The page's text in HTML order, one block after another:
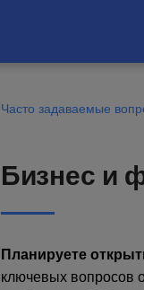
Часто задаваемые
Бизнес и
Планируете
ключевых вопросов